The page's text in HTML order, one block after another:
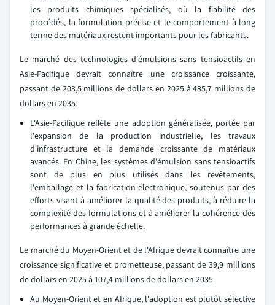
les produits chimiques spécialisés, où la fiabilité des
procédés, la formulation précise et le comportement à long
terme des matériaux restent importants pour les fabricants.
Le marché des technologies d'émulsions sans tensioactifs en
Asie-Pacifique devrait connaître une croissance croissante,
passant de 208,5 millions de dollars en 2025 à 485,7 millions de
dollars en 2035.
L'Asie-Pacifique reflète une adoption généralisée, portée par
l'expansion de la production industrielle, les travaux
d'infrastructure et la demande croissante de matériaux
avancés. En Chine, les systèmes d'émulsion sans tensioactifs
sont de plus en plus utilisés dans les revêtements,
l'emballage et la fabrication électronique, soutenus par des
efforts visant à améliorer la qualité des produits, à réduire la
complexité des formulations et à améliorer la cohérence des
performances à grande échelle.
Le marché du Moyen-Orient et de l'Afrique devrait connaître une
croissance significative et prometteuse, passant de 39,9 millions
de dollars en 2025 à 107,4 millions de dollars en 2035.
Au Moyen-Orient et en Afrique, l'adoption est plutôt sélective